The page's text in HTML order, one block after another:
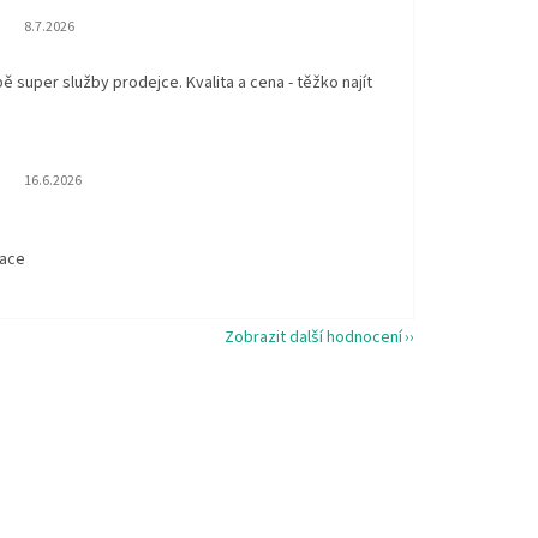
Hodnocení obchodu je 5 z 5 hvězdiček.
8.7.2026
super služby prodejce. Kvalita a cena - těžko najít
Hodnocení obchodu je 5 z 5 hvězdiček.
16.6.2026
Zobrazit další hodnocení